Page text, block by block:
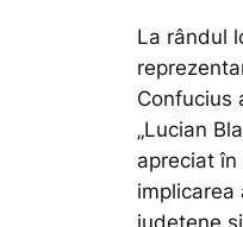
La rândul
Confucius
„Lucian
apreciat
implicarea